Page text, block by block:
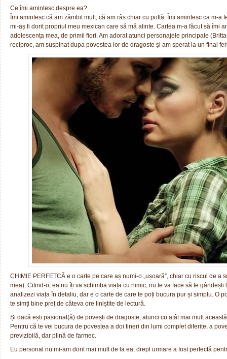
Ce îmi amintesc despre ea?
Îmi amintesc că am zâmbit mult, că am râs chiar cu poftă. Îmi amintesc ca m-
mi-aș fi dorit propriul meu mexican care să mă alinte. Cartea m-a făcut să îmi
adolescența mea, de primii fiori. Am adorat atunci personajele principale
reciproc, am suspinat dupa povestea lor de dragoste și am sperat la un final
CHIMIE PERFETCĂ e o carte pe care aș numi-o „ușoară”, chiar cu riscul de a
mea). Citind-o, ea nu îți va schimba viața cu nimic, nu te va face să te
analizezi viața în detaliu, dar e o carte de care te poți bucura pur și simplu. O
te simți bine preț de câteva ore liniștite de lectură.
Și dacă ești pasionat(ă) de povești de dragoste, atunci cu atât mai mult
Pentru că te vei bucura de povestea a doi tineri din lumi complet diferite, a
previzibilă, dar plină de farmec.
Eu personal nu mi-am dorit mai mult de la ea, drept urmare a fost perfectă